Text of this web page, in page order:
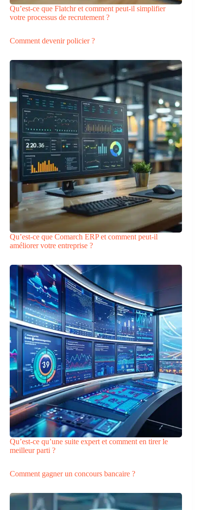
Qu’est-ce que Flatchr et comment peut-il simplifier
votre processus de recrutement ?
Comment devenir policier ?
Qu’est-ce que Comarch ERP et comment peut-il
améliorer votre entreprise ?
Qu’est-ce qu’une suite expert et comment en tirer le
meilleur parti ?
Comment gagner un concours bancaire ?